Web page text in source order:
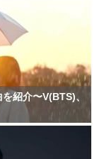
紹介〜V(BTS)、